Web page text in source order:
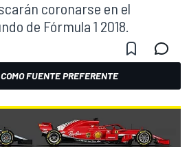
coronarse en el
de Fórmula 1 2018.
FUENTE PREFERENTE